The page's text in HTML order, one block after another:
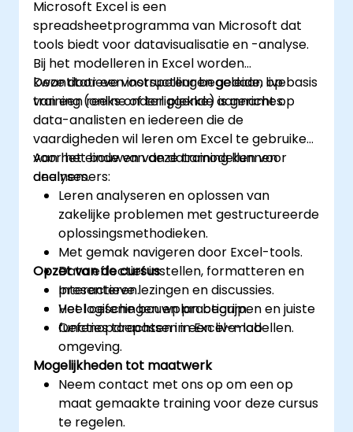
Microsoft Excel is een
spreadsheetprogramma van Microsoft dat
tools biedt voor datavisualisatie en -analyse.
Bij het modelleren in Excel worden
kwantitatieve voorspellingen gedaan op basis
van een reeks onderliggende aannames.
Deze door een instructeur begeleide, live
training (online of ter plekke) is gericht op
data-analisten en iedereen die de
vaardigheden wil leren om Excel te gebruiken
voor het bouwen van datamodellen voor
analyses.
Aan het einde van deze training kunnen
deelnemers:
Leren analyseren en oplossen van
zakelijke problemen met gestructureerde
oplossingsmethodieken.
Met gemak navigeren door Excel-tools.
Data effectief instellen, formatteren en
presenteren.
Het logische bouwplan begrijpen en juiste
functies toepassen in Excel-modellen.
Opzet van de cursus
Interactieve lezingen en discussies.
Veel oefeningen en practicum.
Oefenopdrachten in een live-lab
omgeving.
Mogelijkheden tot maatwerk
Neem contact met ons op om een op
maat gemaakte training voor deze cursus
te regelen.